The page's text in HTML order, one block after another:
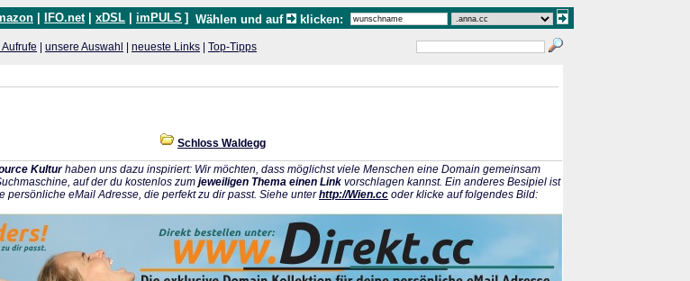
IFO.net xDSL imPULS ] Wählen und auf klicken:
unsere Auswahl neueste Links Top-Tipps
Schloss Waldegg
Kulturhaben uns dazu inspiriert: Wir möchten, dass möglichst viele Menschen eine Domain gemeinsam
auf der du kostenlos zum jeweiligen Thema einen Link vorschlagen kannst. Ein anderes Besipiel ist
persönliche eMail Adresse, die perfekt zu dir passt. Siehe unterhttp://Wien.cc oder klicke auf folgendes Bild: